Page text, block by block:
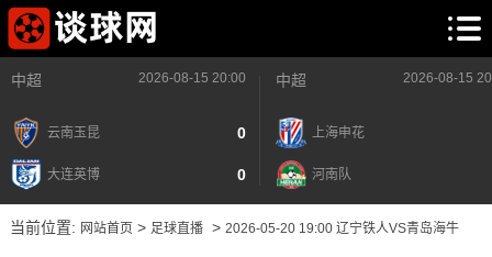
中超 2026-08-15 20:00
云南玉昆 0
大连英博 0
中超 2026-08-15
上海申花
河南队
当前位置: 网站首页> 足球直播> 2026-05-20 19:00 辽宁铁人VS青岛海牛